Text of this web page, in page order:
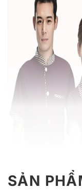
SẢN